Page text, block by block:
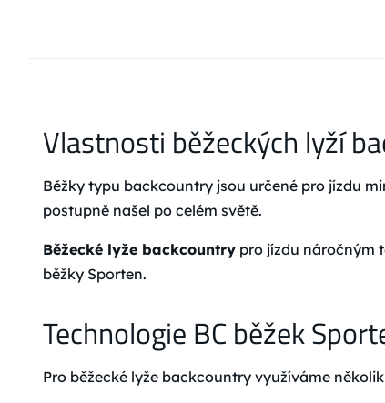
Vlastnosti běžeckých lyží
Běžky typu backcountry jsou určené pro jízdu
postupně našel po celém světě.
Běžecké lyže backcountry pro jízdu náročným
běžky Sporten.
Technologie BC běžek
Pro běžecké lyže backcountry využíváme